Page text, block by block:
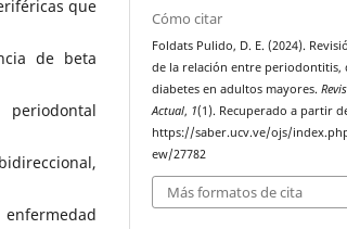
que
de beta
Cómo citar
Foldats Pulido, D. E. (2024).
de la relación entre periodontitis,
diabetes en adultos mayores.
Actual, 1(1). Recuperado a partir
https://saber.ucv.ve/ojs/
ew/27782
Más formatos de cita